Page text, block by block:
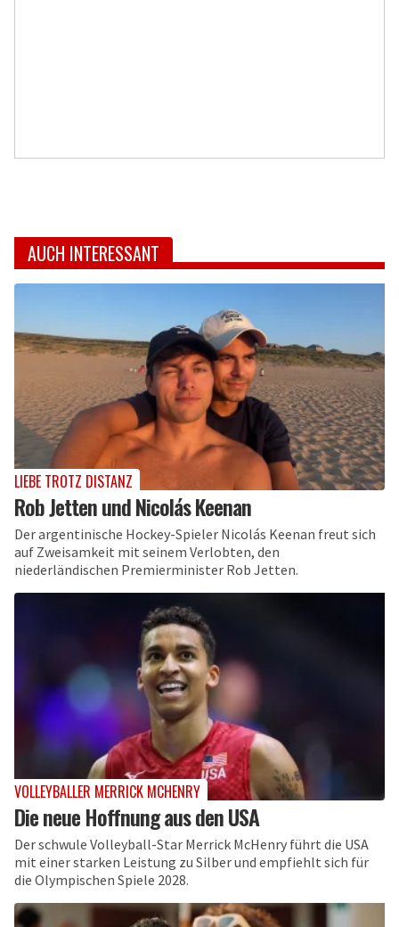
AUCH INTERESSANT
LIEBE TROTZ DISTANZ
Rob Jetten und Nicolás Keenan
Der argentinische Hockey-Spieler Nicolás Keenan freut sich
auf Zweisamkeit mit seinem Verlobten, den
niederländischen Premierminister Rob Jetten.
VOLLEYBALLER MERRICK MCHENRY
Die neue Hoffnung aus den USA
Der schwule Volleyball-Star Merrick McHenry führt die USA
mit einer starken Leistung zu Silber und empfiehlt sich für
die Olympischen Spiele 2028.